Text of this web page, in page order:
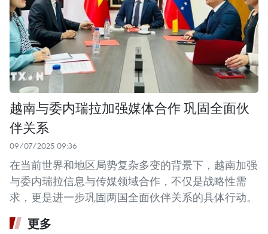
越南与委内瑞拉加强媒体合作 巩固全面伙
伴关系
09/07/2025 09:36
在当前世界和地区局势复杂多变的背景下，越南加强
与委内瑞拉信息与传媒领域合作，不仅是战略性需
求，更是进一步巩固两国全面伙伴关系的具体行动。
更多